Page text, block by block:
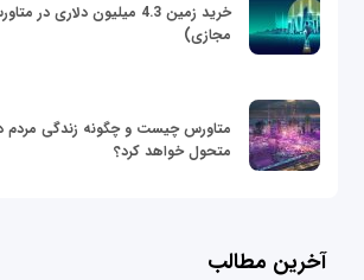
خرید زمین 4.3 میلیون دلاری
مجازی)
متاورس چیست و چگونه زندگی مردم
متحول خواهد کرد؟
آخرین مطالب